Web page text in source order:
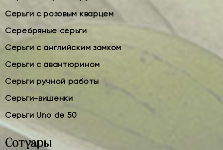
Серьги с розовым кварцем
Серебряные серьги
Серьги с английским замком
Серьги с авантюрином
Серьги ручной работы
Серьги-вишенки
Серьги Uno de 50
Сотуары